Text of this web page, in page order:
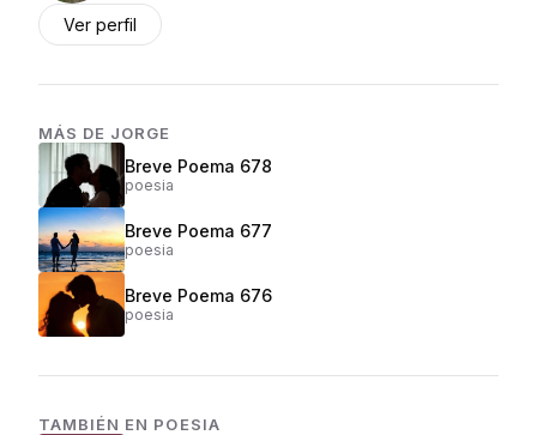
Ver perfil
MÁS DE JORGE
Breve Poema 678
poesia
Breve Poema 677
poesia
Breve Poema 676
poesia
TAMBIÉN EN POESIA